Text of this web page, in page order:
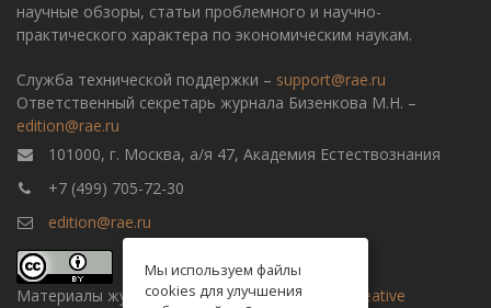
научные обзоры, статьи проблемного и научно-
практического характера по экономическим наукам.
Служба технической поддержки – support@rae.ru
Ответственный секретарь журнала Бизенкова М.Н. –
edition@rae.ru
101000, г. Москва, а/я 47, Академия Естествознания
+7 (499) 705-72-30
edition@rae.ru
Материалы журнала доступны полицензии Creative
Мы используем файлы
cookies для улучшения